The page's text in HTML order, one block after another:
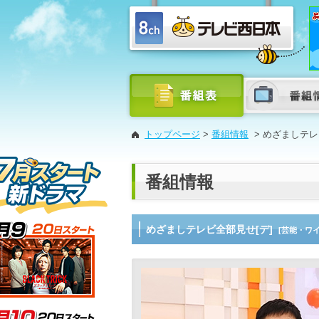
トップページ > 番組情報 > めざましテ
番組情報
めざましテレビ全部見せ[デ] [芸能・ワ